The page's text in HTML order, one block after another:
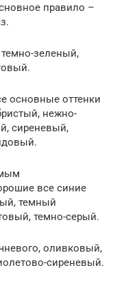
правило –
зеленый,
основные оттенки
нежно-
сиреневый,
все синие
темный
темно-серый.
оливковый,
сиреневый.